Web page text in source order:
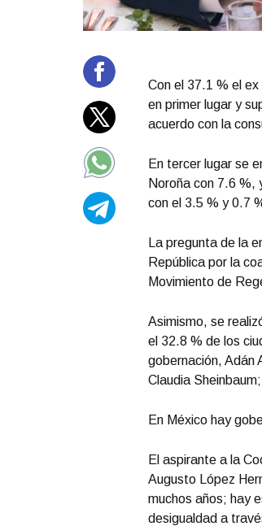
Con el 37.1 % el
en primer lugar y
acuerdo con la
En tercer lugar se
Noroña con 7.6 %,
con el 3.5 % y 0.7
La pregunta de la
República por la
Movimiento de
Asimismo, se
el 32.8 % de los
gobernación, Adán
Claudia
En México hay
El aspirante a la
Augusto López
muchos años; hay
desigualdad a
Portada Septiembre 30